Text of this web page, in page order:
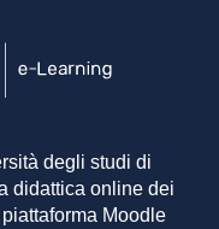
degli studi di
didattica online dei
Moodle